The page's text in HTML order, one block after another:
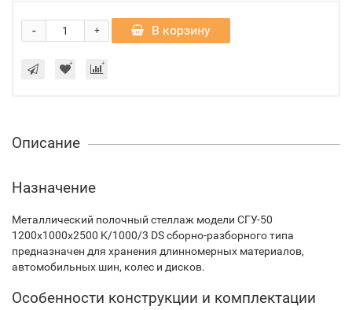
+
- В корзину
Описание
Назначение
Металлический полочный стеллаж модели СГУ-50
1200х1000х2500 K/1000/3 DS сборно-разборного типа
предназначен для хранения длинномерных материалов,
автомобильных шин, колес и дисков.
Особенности конструкции и комплектации